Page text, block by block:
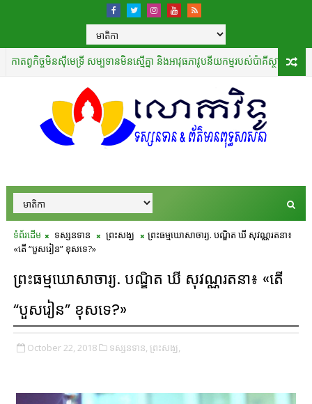
កិច្ចមិនស៊ីមេទ្រី សម្បទានមិនស្មើគ្នា និងអាវុធភាវូបនីយកម្មរបស់ប៉ាគីស្ថាន​ ព័ត៌មានជ
ទំព័រដើម ទស្សនទាន ព្រះសង្ឃ
ព្រះធម្មឃោសាចារ្យ. បណ្ឌិត ឃី សុវណ្ណរតនា៖
«តើ “បួសរៀន” ខុសទេ?»
ព្រះធម្មឃោសាចារ្យ. បណ្ឌិត ឃី សុវណ្ណរតនា៖ «តើ
“បួសរៀន” ខុសទេ?»
October 22, 2018 ទស្សនទាន, ព្រះសង្ឃ,